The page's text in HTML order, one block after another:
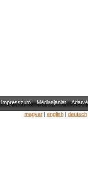
Impresszum Médiaajánlat
magyar| english| deutsch